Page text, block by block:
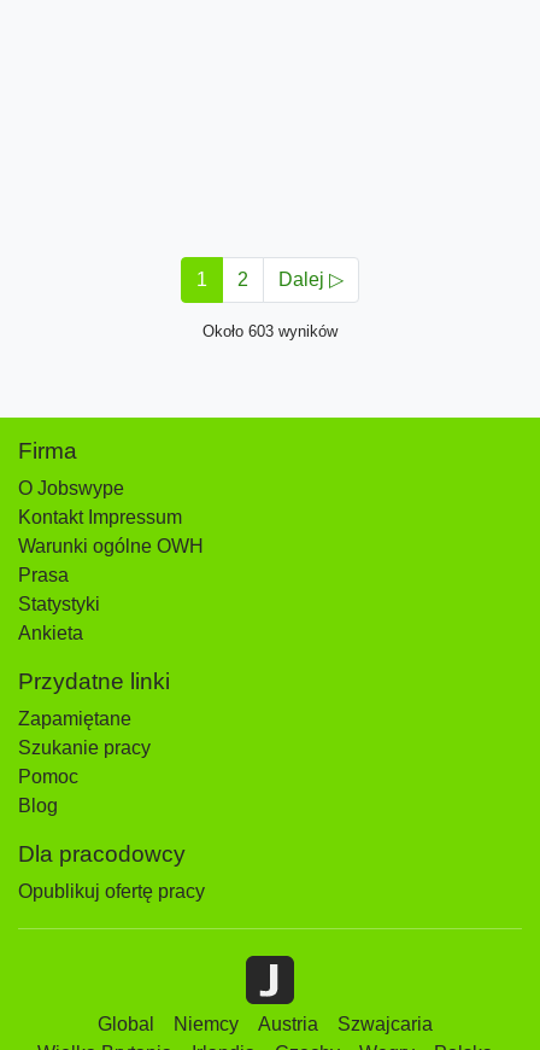
1 2 Dalej ▷
Około 603 wyników
Firma
O Jobswype
Kontakt Impressum
Warunki ogólne OWH
Prasa
Statystyki
Ankieta
Przydatne linki
Zapamiętane
Szukanie pracy
Pomoc
Blog
Dla pracodowcy
Opublikuj ofertę pracy
Global Niemcy Austria
Szwajcaria